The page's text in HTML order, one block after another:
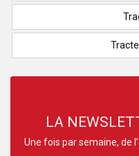
LA
Une fois par semaine, de